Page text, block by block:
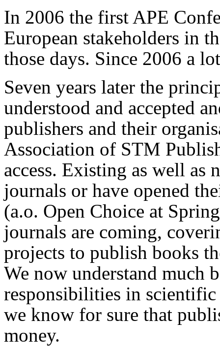
In 2006 the first APE
European stakeholders in
those days. Since 2006 a
Seven years later the
understood and accepted
publishers and their
Association of STM
access. Existing as well as
journals or have opened
(a.o. Open Choice at
journals are coming,
projects to publish books
We now understand much
responsibilities in
we know for sure that
money.